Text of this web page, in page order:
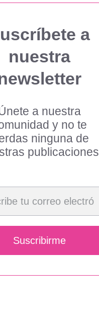
a
nuestra
a nuestra
y no te
ninguna de
publicaciones
Suscribirme